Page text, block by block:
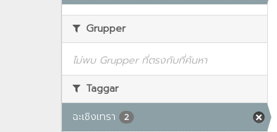
Grupper
ไม่พบ Grupper ที่ตรงกับที่ค้นหา
Taggar
ฉะเชิงเทรา
2